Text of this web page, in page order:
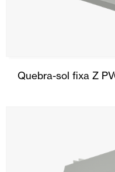
Quebra-sol fixa Z